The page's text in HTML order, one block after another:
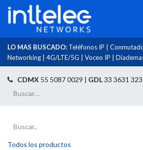
LO MAS BUSCADO: Teléfonos IP
Networking
4G/LTE/5G Voceo IP
CDMX 55 5087 0029 | GDL33 3631
Todos los productos